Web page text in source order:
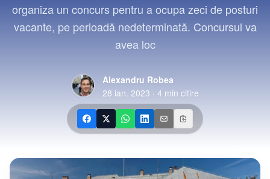
Contact
organiza un concurs pentru a ocupa zeci de posturi
vacante, pe perioadă nedeterminată. Concursul va
avea loc
Alexandru Robea
28 ian. 2023 · 4 min citire